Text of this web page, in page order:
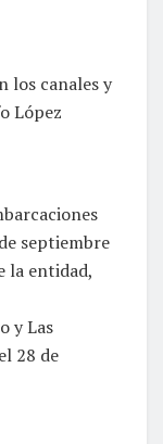
los canales y
López
septiembre
la entidad,
y Las
28 de